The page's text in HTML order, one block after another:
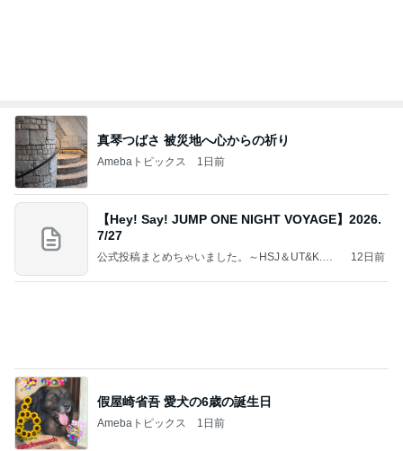
真琴つばさ 被災地へ心からの祈り
Amebaトピックス 1日前
【Hey! Say! JUMP ONE NIGHT VOYAGE】2026.
7/27
公式投稿まとめちゃいました。～HSJ＆UT&K.O.
12日前
假屋崎省吾 愛犬の6歳の誕生日
Amebaトピックス 1日前